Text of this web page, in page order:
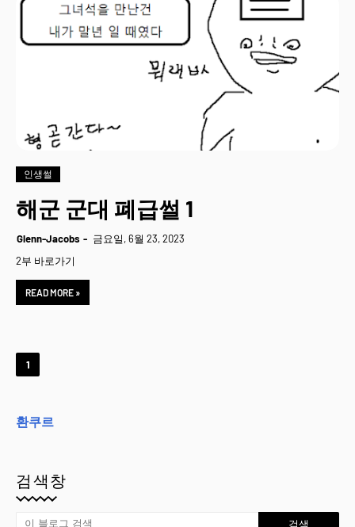
인생썰
해군 군대 폐급썰 1
Glenn-Jacobs
금요일, 6월 23, 2023
2부 바로가기
READ MORE »
1
환쿠르
검색창